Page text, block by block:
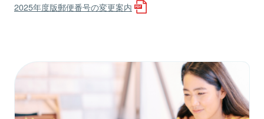
2025年度版郵便番号の変更案内